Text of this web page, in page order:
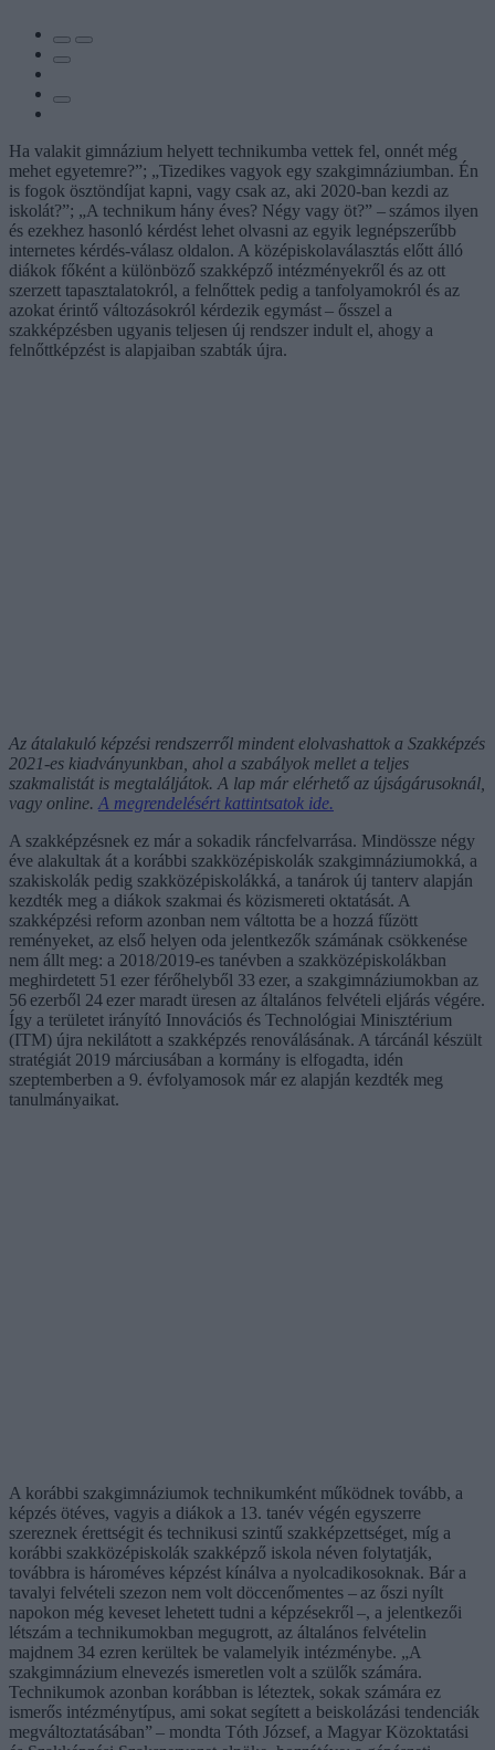
Ha valakit gimnázium helyett technikumba vettek fel, onnét még
mehet egyetemre?”; „Tizedikes vagyok egy szakgimnáziumban. Én
is fogok ösztöndíjat kapni, vagy csak az, aki 2020-ban kezdi az
iskolát?”; „A technikum hány éves? Négy vagy öt?” – számos ilyen
és ezekhez hasonló kérdést lehet olvasni az egyik legnépszerűbb
internetes kérdés-válasz oldalon. A középiskolaválasztás előtt álló
diákok főként a különböző szakképző intézményekről és az ott
szerzett tapasztalatokról, a felnőttek pedig a tanfolyamokról és az
azokat érintő változásokról kérdezik egymást – ősszel a
szakképzésben ugyanis teljesen új rendszer indult el, ahogy a
felnőttképzést is alapjaiban szabták újra.
Az átalakuló képzési rendszerről mindent elolvashattok a Szakképzés
2021-es kiadványunkban, ahol a szabályok mellet a teljes
szakmalistát is megtaláljátok. A lap már elérhető az újságárusoknál,
vagy online. A megrendelésért kattintsatok ide.
A szakképzésnek ez már a sokadik ráncfelvarrása. Mindössze négy
éve alakultak át a korábbi szakközépiskolák szakgimnáziumokká, a
szakiskolák pedig szakközépiskolákká, a tanárok új tanterv alapján
kezdték meg a diákok szakmai és közismereti oktatását. A
szakképzési reform azonban nem váltotta be a hozzá fűzött
reményeket, az első helyen oda jelentkezők számának csökkenése
nem állt meg: a 2018/2019-es tanévben a szakközépiskolákban
meghirdetett 51 ezer férőhelyből 33 ezer, a szakgimnáziumokban az
56 ezerből 24 ezer maradt üresen az általános felvételi eljárás végére.
Így a területet irányító Innovációs és Technológiai Minisztérium
(ITM) újra nekilátott a szakképzés renoválásának. A tárcánál készült
stratégiát 2019 márciusában a kormány is elfogadta, idén
szeptemberben a 9. évfolyamosok már ez alapján kezdték meg
tanulmányaikat.
A korábbi szakgimnáziumok technikumként működnek tovább, a
képzés ötéves, vagyis a diákok a 13. tanév végén egyszerre
szereznek érettségit és technikusi szintű szakképzettséget, míg a
korábbi szakközépiskolák szakképző iskola néven folytatják,
továbbra is hároméves képzést kínálva a nyolcadikosoknak. Bár a
tavalyi felvételi szezon nem volt döccenőmentes – az őszi nyílt
napokon még keveset lehetett tudni a képzésekről –, a jelentkezői
létszám a technikumokban megugrott, az általános felvételin
majdnem 34 ezren kerültek be valamelyik intézménybe. „A
szakgimnázium elnevezés ismeretlen volt a szülők számára.
Technikumok azonban korábban is léteztek, sokak számára ez
ismerős intézménytípus, ami sokat segített a beiskolázási tendenciák
megváltoztatásában” – mondta Tóth József, a Magyar Közoktatási